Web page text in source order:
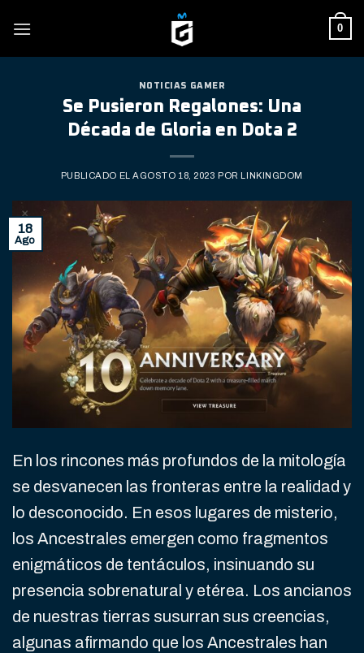
0
NOTICIAS GAMER
Se Pusieron Regalones: Una
Década de Gloria en Dota 2
PUBLICADO ELAGOSTO 18, 2023 POR LINKINGDOM
18
Ago
En los rincones más profundos de la mitología
se desvanecen las fronteras entre la realidad y
lo desconocido. En esos lugares de misterio,
los Ancestrales emergen como fragmentos
enigmáticos de tentáculos, insinuando su
presencia sobrenatural y etérea. Los ancianos
de nuestras tierras susurran sus creencias,
algunas afirmando que los Ancestrales han